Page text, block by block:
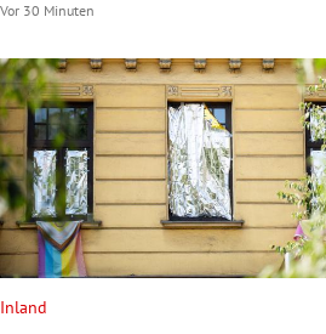
Vor 30 Minuten
Inland